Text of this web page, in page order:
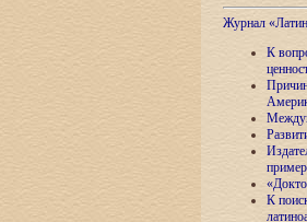
Журнал
К
К